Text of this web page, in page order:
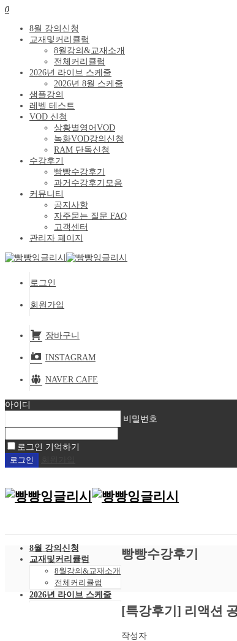
0
8월 강의신청
교재및커리큘럼
8월강의&교재소개
전체커리큘럼
2026년 라이브 스케줄
2026년 8월 스케줄
샘플강의
레벨 테스트
VOD 신청
상황별영어VOD
녹화VOD강의신청
RAM 단독신청
수강후기
빵빵수강후기
과거수강후기모음
커뮤니티
공지사항
자주묻는 질문 FAQ
고객센터
관리자 페이지
로그인
회원가입
장바구니
INSTAGRAM
NAVER CAFE
아이디
비밀번호
로그인 기억하기
8월 강의신청
교재및커리큘럼
8월강의&교재소개
전체커리큘럼
2026년 라이브 스케줄
빵빵수강후기
[특강후기] 리액션
작성자